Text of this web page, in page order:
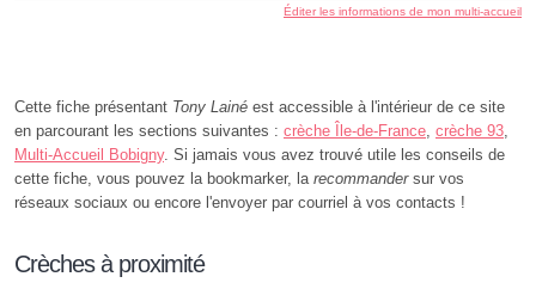
Éditer les informations de mon multi-accueil
Cette fiche présentant Tony Lainé est accessible à l'intérieur de ce site
en parcourant les sections suivantes : crèche Île-de-France crèche 93
Multi-Accueil Bobigny. Si jamais vous avez trouvé utile les conseils de
cette fiche, vous pouvez la bookmarker, la recommandersur vos
réseaux sociaux ou encore l'envoyer par courriel à vos contacts !
Crèches à proximité